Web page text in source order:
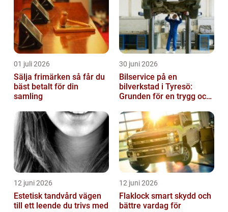
01 juli 2026
Sälja frimärken så får du
bäst betalt för din
samling
30 juni 2026
Bilservice på en
bilverkstad i Tyresö:
Grunden för en trygg och
12 juni 2026
Estetisk tandvård vägen
till ett leende du trivs med
12 juni 2026
Flaklock smart skydd och
bättre vardag för